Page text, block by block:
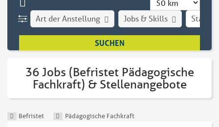
Stadt
Art der Anstellung Jobs & Skills
36 Jobs (Befristet Pädagogische
Fachkraft) & Stellenangebote
Befristet Pädagogische Fachkraft